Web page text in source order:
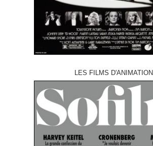
LES FILMS D'ANIMATION